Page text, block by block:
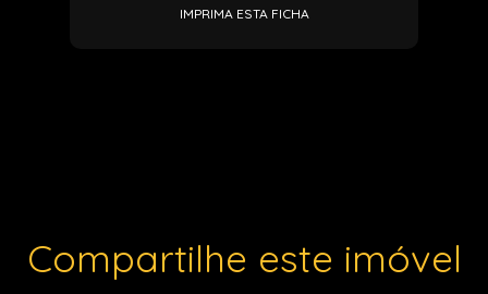
IMPRIMA ESTA FICHA
Compartilhe este imóvel